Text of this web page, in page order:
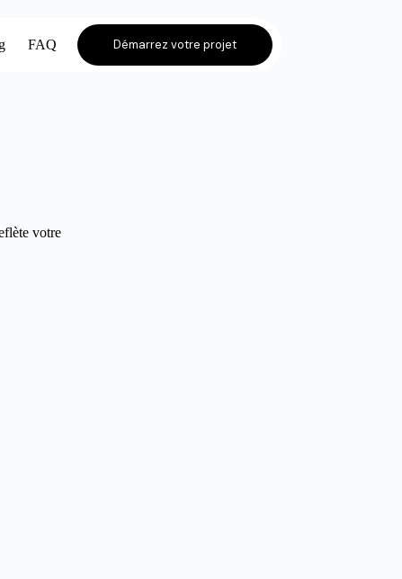
FAQ Démarrez votre projet
votre